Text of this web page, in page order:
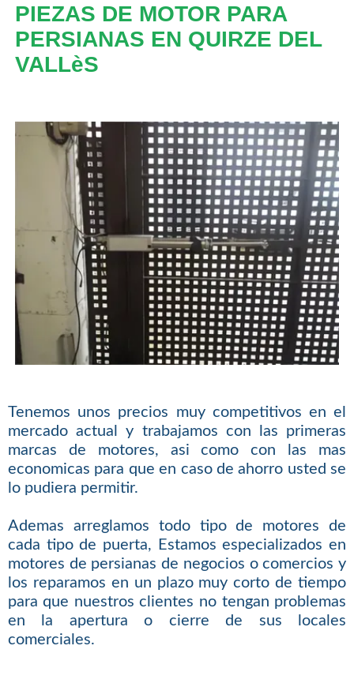
PIEZAS DE MOTOR PARA
PERSIANAS EN QUIRZE DEL
VALLèS
Tenemos unos precios muy competitivos en el
mercado actual y trabajamos con las primeras
marcas de motores, asi como con las mas
economicas para que en caso de ahorro usted se
lo pudiera permitir.
Ademas arreglamos todo tipo de motores de
cada tipo de puerta, Estamos especializados en
motores de persianas de negocios o comercios y
los reparamos en un plazo muy corto de tiempo
para que nuestros clientes no tengan problemas
en la apertura o cierre de sus locales
comerciales.